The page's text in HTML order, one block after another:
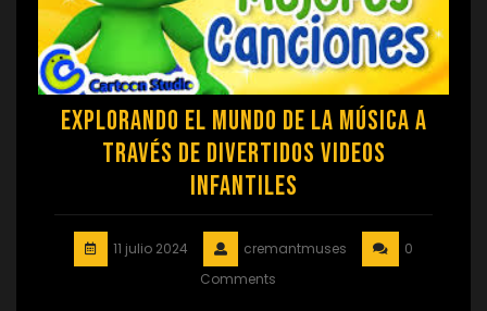
Explorando el Mundo de la Música a
través de Divertidos Videos
Infantiles
11 julio 2024 cremantmuses
0
Comments